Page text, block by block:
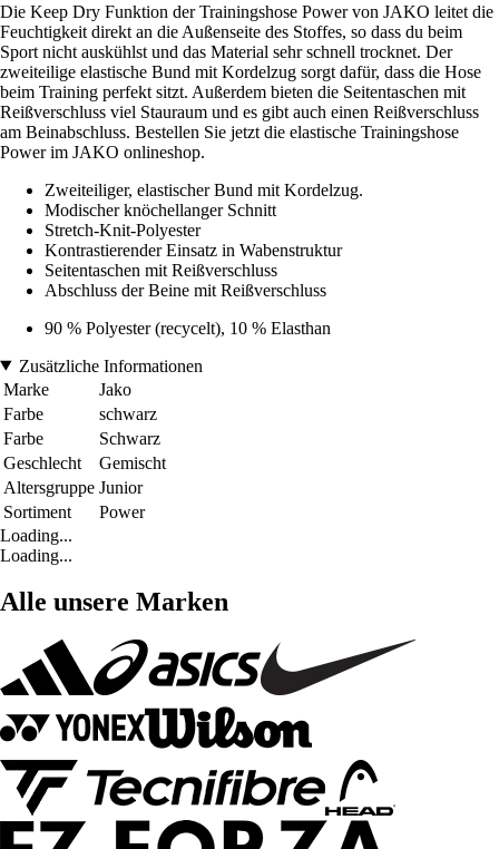
Die Keep Dry Funktion der Trainingshose Power von JAKO leitet die
Feuchtigkeit direkt an die Außenseite des Stoffes, so dass du beim
Sport nicht auskühlst und das Material sehr schnell trocknet. Der
zweiteilige elastische Bund mit Kordelzug sorgt dafür, dass die Hose
beim Training perfekt sitzt. Außerdem bieten die Seitentaschen mit
Reißverschluss viel Stauraum und es gibt auch einen Reißverschluss
am Beinabschluss. Bestellen Sie jetzt die elastische Trainingshose
Power im JAKO onlineshop.
Zweiteiliger, elastischer Bund mit Kordelzug.
Modischer knöchellanger Schnitt
Stretch-Knit-Polyester
Kontrastierender Einsatz in Wabenstruktur
Seitentaschen mit Reißverschluss
Abschluss der Beine mit Reißverschluss
90 % Polyester (recycelt), 10 % Elasthan
Zusätzliche Informationen
Marke
Jako
Farbe
schwarz
Farbe
Schwarz
Geschlecht
Gemischt
Altersgruppe Junior
Sortiment
Power
Loading...
Loading...
Alle unsere Marken